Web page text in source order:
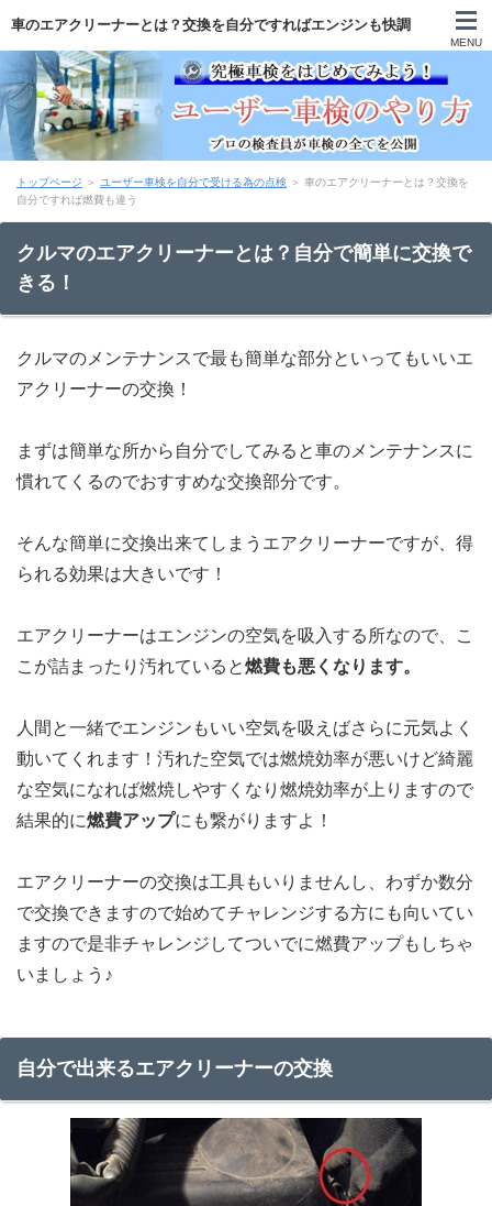
車のエアクリーナーとは？交換を自分ですればエンジンも快調
MENU
トップページ ＞ ユーザー車検を自分で受ける為の点検 ＞ 車のエアクリーナーとは？交換を
自分ですれば燃費も違う
クルマのエアクリーナーとは？自分で簡単に交換で
きる！
クルマのメンテナンスで最も簡単な部分といってもいいエ
アクリーナーの交換！
まずは簡単な所から自分でしてみると車のメンテナンスに
慣れてくるのでおすすめな交換部分です。
そんな簡単に交換出来てしまうエアクリーナーですが、得
られる効果は大きいです！
エアクリーナーはエンジンの空気を吸入する所なので、こ
こが詰まったり汚れていると燃費も悪くなります。
人間と一緒でエンジンもいい空気を吸えばさらに元気よく
動いてくれます！汚れた空気では燃焼効率が悪いけど綺麗
な空気になれば燃焼しやすくなり燃焼効率が上りますので
結果的に燃費アップにも繋がりますよ！
エアクリーナーの交換は工具もいりませんし、わずか数分
で交換できますので始めてチャレンジする方にも向いてい
ますので是非チャレンジしてついでに燃費アップもしちゃ
いましょう♪
自分で出来るエアクリーナーの交換